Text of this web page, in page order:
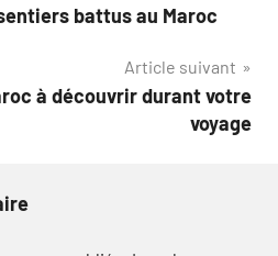
battus au Maroc
Article suivant
à découvrir durant votre
voyage